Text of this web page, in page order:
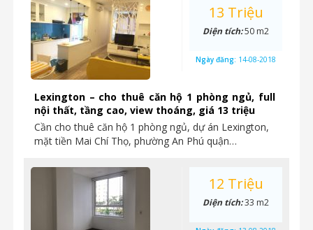
Lexington – cho thuê căn hộ 1 phòng ngủ, full
nội thất, tầng cao, view thoáng, giá 13 triệu
Cần cho thuê căn hộ 1 phòng ngủ, dự án Lexington,
mặt tiền Mai Chí Thọ, phường An Phú quận…
13 Triệu
Diện tích:50 m2
Ngày đăng: 14-08-2018
12 Triệu
Diện tích:33 m2